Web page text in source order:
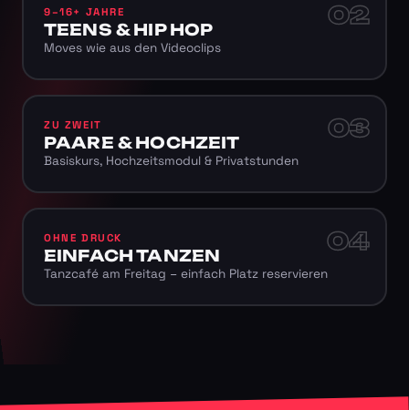
02
9–16+ JAHRE
TEENS & HIP HOP
Moves wie aus den Videoclips
03
ZU ZWEIT
PAARE & HOCHZEIT
Basiskurs, Hochzeitsmodul & Privatstunden
04
OHNE DRUCK
EINFACH TANZEN
Tanzcafé am Freitag – einfach Platz reservieren